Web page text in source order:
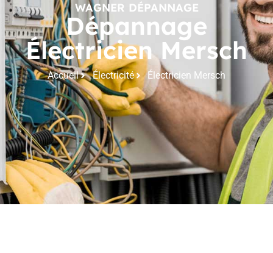
WAGNER DÉPANNAGE
Dépannage
Électricien Mersch
Accueil Électricité Électricien Mersch